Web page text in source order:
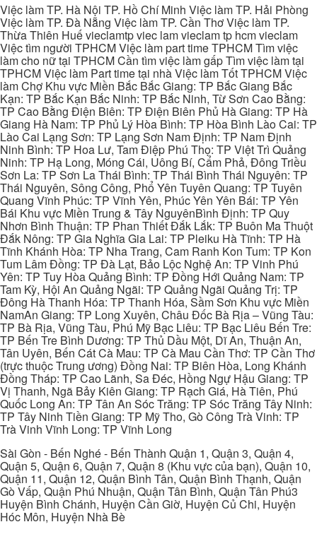
Việc làm TP. Hà Nội TP. Hồ Chí Minh Việc làm TP. Hải Phòng
Việc làm TP. Đà Nẵng Việc làm TP. Cần Thơ Việc làm TP.
Thừa Thiên Huế vieclamtp viec lam vieclam tp hcm vieclam
Việc tìm người TPHCM Việc làm part time TPHCM Tìm việc
làm cho nữ tại TPHCM Cần tìm việc làm gấp Tìm việc làm tại
TPHCM Việc làm Part time tại nhà Việc làm Tốt TPHCM Việc
làm Chợ Khu vực Miền Bắc Bắc Giang: TP Bắc Giang Bắc
Kạn: TP Bắc Kạn Bắc Ninh: TP Bắc Ninh, Từ Sơn Cao Bằng:
TP Cao Bằng Điện Biên: TP Điện Biên Phủ Hà Giang: TP Hà
Giang Hà Nam: TP Phủ Lý Hòa Bình: TP Hòa Bình Lào Cai: TP
Lào Cai Lạng Sơn: TP Lạng Sơn Nam Định: TP Nam Định
Ninh Bình: TP Hoa Lư, Tam Điệp Phú Thọ: TP Việt Trì Quảng
Ninh: TP Hạ Long, Móng Cái, Uông Bí, Cẩm Phả, Đông Triều
Sơn La: TP Sơn La Thái Bình: TP Thái Bình Thái Nguyên: TP
Thái Nguyên, Sông Công, Phổ Yên Tuyên Quang: TP Tuyên
Quang Vĩnh Phúc: TP Vĩnh Yên, Phúc Yên Yên Bái: TP Yên
Bái Khu vực Miền Trung & Tây NguyênBình Định: TP Quy
Nhơn Bình Thuận: TP Phan Thiết Đắk Lắk: TP Buôn Ma Thuột
Đắk Nông: TP Gia Nghĩa Gia Lai: TP Pleiku Hà Tĩnh: TP Hà
Tĩnh Khánh Hòa: TP Nha Trang, Cam Ranh Kon Tum: TP Kon
Tum Lâm Đồng: TP Đà Lạt, Bảo Lộc Nghệ An: TP Vinh Phú
Yên: TP Tuy Hòa Quảng Bình: TP Đồng Hới Quảng Nam: TP
Tam Kỳ, Hội An Quảng Ngãi: TP Quảng Ngãi Quảng Trị: TP
Đông Hà Thanh Hóa: TP Thanh Hóa, Sầm Sơn Khu vực Miền
NamAn Giang: TP Long Xuyên, Châu Đốc Bà Rịa – Vũng Tàu:
TP Bà Rịa, Vũng Tàu, Phú Mỹ Bạc Liêu: TP Bạc Liêu Bến Tre:
TP Bến Tre Bình Dương: TP Thủ Dầu Một, Dĩ An, Thuận An,
Tân Uyên, Bến Cát Cà Mau: TP Cà Mau Cần Thơ: TP Cần Thơ
(trực thuộc Trung ương) Đồng Nai: TP Biên Hòa, Long Khánh
Đồng Tháp: TP Cao Lãnh, Sa Đéc, Hồng Ngự Hậu Giang: TP
Vị Thanh, Ngã Bảy Kiên Giang: TP Rạch Giá, Hà Tiên, Phú
Quốc Long An: TP Tân An Sóc Trăng: TP Sóc Trăng Tây Ninh:
TP Tây Ninh Tiền Giang: TP Mỹ Tho, Gò Công Trà Vinh: TP
Trà Vinh Vĩnh Long: TP Vĩnh Long
Sài Gòn - Bến Nghé - Bến Thành Quận 1, Quận 3, Quận 4,
Quận 5, Quận 6, Quận 7, Quận 8 (Khu vực của bạn), Quận 10,
Quận 11, Quận 12, Quận Bình Tân, Quận Bình Thạnh, Quận
Gò Vấp, Quận Phú Nhuận, Quận Tân Bình, Quận Tân Phú3
Huyện Bình Chánh, Huyện Cần Giờ, Huyện Củ Chi, Huyện
Hóc Môn, Huyện Nhà Bè